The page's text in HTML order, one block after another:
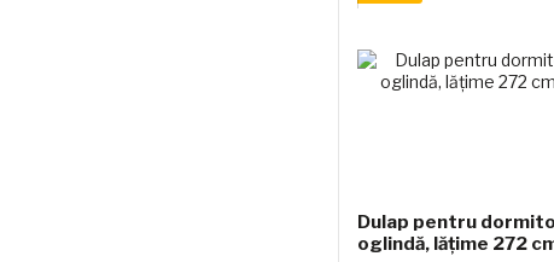
Dulap pentru
oglindă, lățime 272